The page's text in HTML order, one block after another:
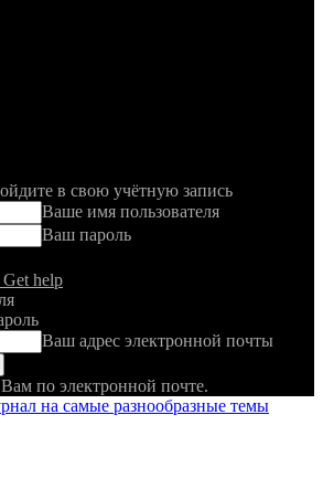
в свою учётную запись
Ваше имя пользователя
Ваш пароль
help
Ваш адрес электронной почты
по электронной почте.
на самые разнообразные темы